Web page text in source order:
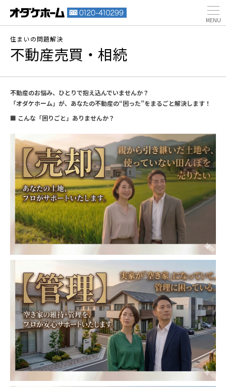
住まいの問題解決
不動産売買・相続
不動産のお悩み、ひとりで抱え込んでいませんか？
「オダケホーム」が、あなたの不動産の“困った”をまるごと解決します！
■ こんな「困りごと」ありませんか？